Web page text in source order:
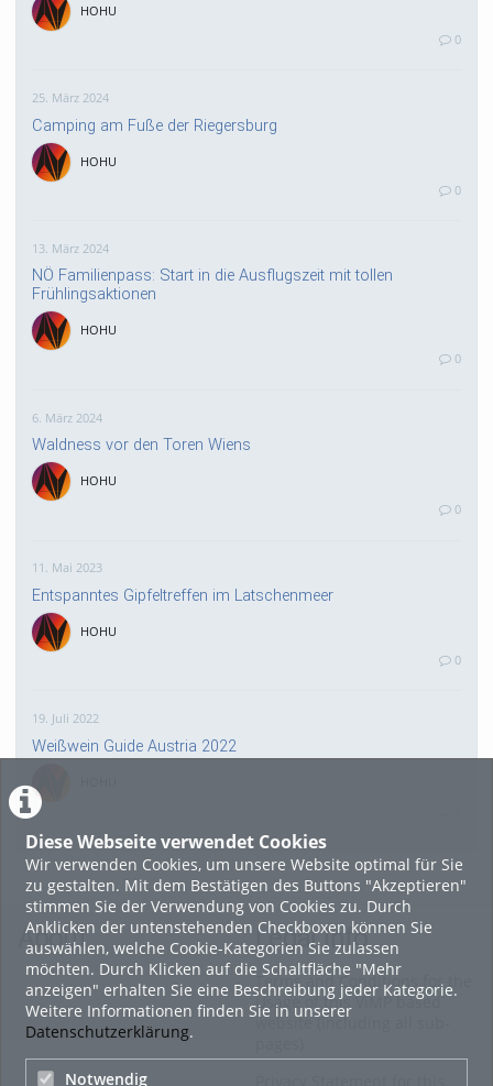
Diese Webseite verwendet Cookies
Wir verwenden Cookies, um unsere Website optimal für Sie
zu gestalten. Mit dem Bestätigen des Buttons "Akzeptieren"
stimmen Sie der Verwendung von Cookies zu. Durch
Anklicken der untenstehenden Checkboxen können Sie
auswählen, welche Cookie-Kategorien Sie zulassen
möchten. Durch Klicken auf die Schaltfläche "Mehr
anzeigen" erhalten Sie eine Beschreibung jeder Kategorie.
Weitere Informationen finden Sie in unserer
Datenschutzerklärung.
Notwendig
HOHU
0
25. März 2024
Camping am Fuße der Riegersburg
HOHU
0
13. März 2024
NÖ Familienpass: Start in die Ausflugszeit mit tollen
Frühlingsaktionen
HOHU
0
6. März 2024
Waldness vor den Toren Wiens
HOHU
0
11. Mai 2023
Entspanntes Gipfeltreffen im Latschenmeer
HOHU
0
19. Juli 2022
Weißwein Guide Austria 2022
16. Mai 2022
neuer Test-Newsbeitrag
HOHU
9. Mai 2022
¨Haager Lies reloaded“ - der neue Top-Radweg in OÖ
verbindet
About Legal Info
Terms and Conditions for the
Usage of this ViMP based
website (including all sub-